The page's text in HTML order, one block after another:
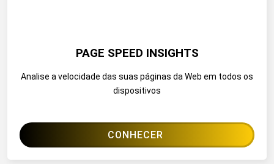
PAGE SPEED INSIGHTS
Analise a velocidade das suas páginas da Web em todos os
dispositivos
CONHECER